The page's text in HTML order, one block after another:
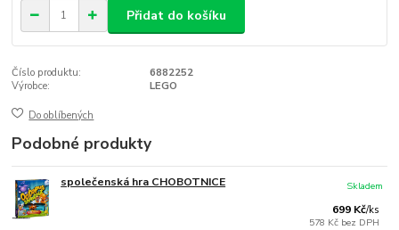
Přidat do košíku
Číslo produktu:
6882252
Výrobce:
LEGO
Do oblíbených
Podobné produkty
společenská hra CHOBOTNICE
699 Kč/ks
578 Kč bez DPH
Skladem